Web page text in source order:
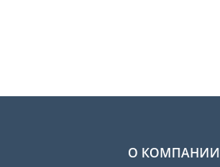
О КОМПАНИИ